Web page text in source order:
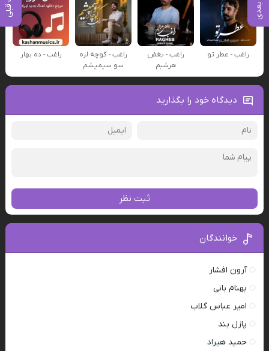
راغب - عطر تو
راغب - بغض
هرشبم
راغب - کوچه لره
سو سپمیشم
راغب - ده بهار
دیدگاه خود را بگذارید
ثبت نظر
خوانندگان
آرون افشار
بهنام بانی
امیر عباس گلاب
پازل بند
حمید هیراد